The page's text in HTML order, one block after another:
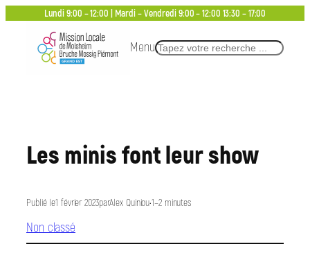
contenu
Lundi 9:00 – 12:00 | Mardi – Vendredi 9:00 – 12:00 13:30 – 17:00
MenuRechercher
Les minis font leur show
Publié le1 février 2023parAlex Quiniou•1–2 minutes
Non classé